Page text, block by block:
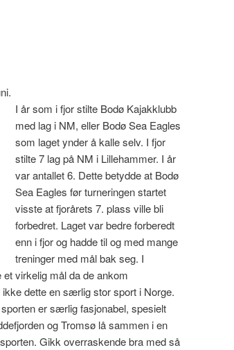
I år som i fjor stilte Bodø Kajakklubb
med lag i NM, eller Bodø Sea Eagles
som laget ynder å kalle selv. I fjor
stilte 7 lag på NM i Lillehammer. I år
var antallet 6. Dette betydde at Bodø
Sea Eagles før turneringen startet
visste at fjorårets 7. plass ville bli
forbedret. Laget var bedre forberedt
enn i fjor og hadde til og med mange
treninger med mål bak seg. I
virkelig mål da de ankom
dette en særlig stor sport i Norge.
er særlig fasjonabel, spesielt
og Tromsø lå sammen i en
Gikk overraskende bra med så